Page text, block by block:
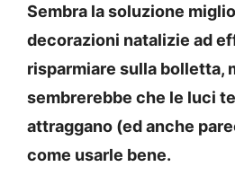
Sembra la soluzione
decorazioni natalizie ad
risparmiare sulla bolletta,
sembrerebbe che le luci
attraggano (ed anche
come usarle bene.